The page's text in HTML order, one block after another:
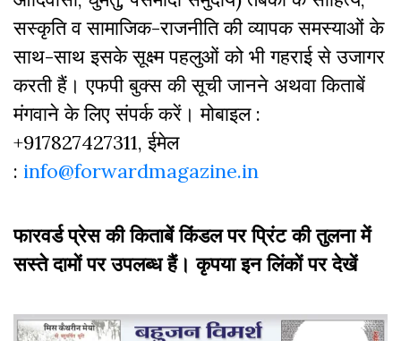
सस्‍क‍ृति व सामाजिक-राजनीति की व्‍यापक समस्‍याओं के
साथ-साथ इसके सूक्ष्म पहलुओं को भी गहराई से उजागर
करती हैं। एफपी बुक्‍स की सूची जानने अथवा किताबें
मंगवाने के लिए संपर्क करें। मोबाइल :
+917827427311, ईमेल
: info@forwardmagazine.in
फारवर्ड प्रेस की किताबें किंडल पर प्रिंट की तुलना में
सस्ते दामों पर उपलब्ध हैं। कृपया इन लिंकों पर देखें